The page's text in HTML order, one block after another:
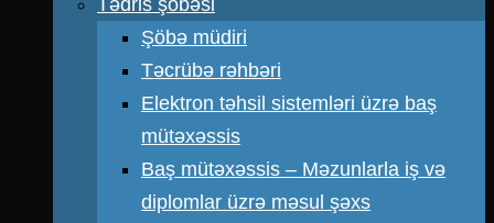
Tədris şöbəsi
Şöbə müdiri
Təcrübə rəhbəri
Elektron təhsil sistemləri üzrə baş
mütəxəssis
Baş mütəxəssis – Məzunlarla iş və
diplomlar üzrə məsul şəxs